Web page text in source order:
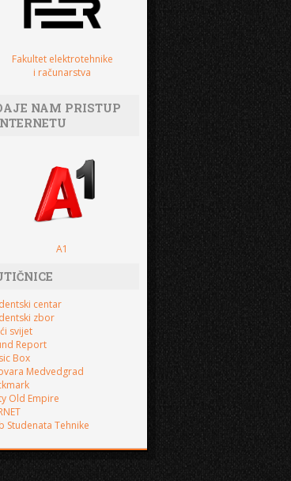
Fakultet elektrotehnike
i računarstva
NAM PRISTUP
A1
centar
zbor
svijet
Report
Box
Medvedgrad
Old Empire
Studenata Tehnike